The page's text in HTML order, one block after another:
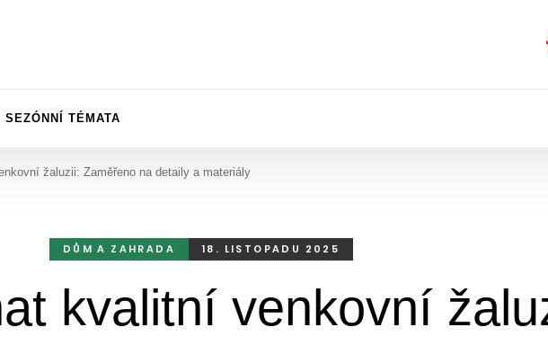
SEZÓNNÍ TÉMATA
žaluzii: Zaměřeno na detaily a materiály
DŮM A ZAHRADA 18. LISTOPADU 2025
kvalitní venkovní